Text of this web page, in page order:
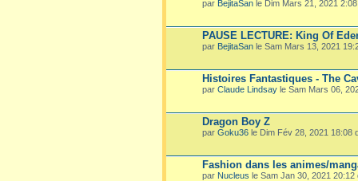
par BejitaSan le Dim Mars 21, 2021
PAUSE LECTURE: King Of
par BejitaSan le Sam Mars 13, 2021
Histoires Fantastiques - The
par Claude Lindsay le Sam Mars 06,
Dragon Boy Z
par Goku36 le Dim Fév 28, 2021 18:08
Fashion dans les animes/
par Nucleus le Sam Jan 30, 2021